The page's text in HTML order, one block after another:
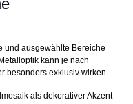
und ausgewählte Bereiche
kann je nach
besonders exklusiv wirken.
als dekorativer Akzent